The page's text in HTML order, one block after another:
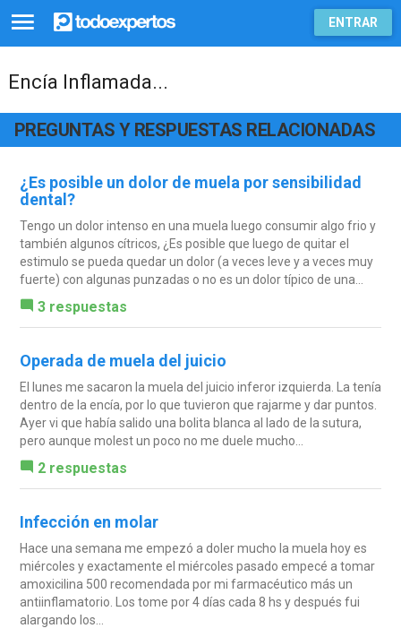
ENTRAR
Encía Inflamada...
PREGUNTAS Y RESPUESTAS RELACIONADAS
¿Es posible un dolor de muela por sensibilidad
dental?
Tengo un dolor intenso en una muela luego consumir algo frio y
también algunos cítricos, ¿Es posible que luego de quitar el
estimulo se pueda quedar un dolor (a veces leve y a veces muy
fuerte) con algunas punzadas o no es un dolor típico de una...
3 respuestas
Operada de muela del juicio
El lunes me sacaron la muela del juicio inferor izquierda. La tenía
dentro de la encía, por lo que tuvieron que rajarme y dar puntos.
Ayer vi que había salido una bolita blanca al lado de la sutura,
pero aunque molest un poco no me duele mucho...
2 respuestas
Infección en molar
Hace una semana me empezó a doler mucho la muela hoy es
miércoles y exactamente el miércoles pasado empecé a tomar
amoxicilina 500 recomendada por mi farmacéutico más un
antiinflamatorio. Los tome por 4 días cada 8 hs y después fui
alargando los...